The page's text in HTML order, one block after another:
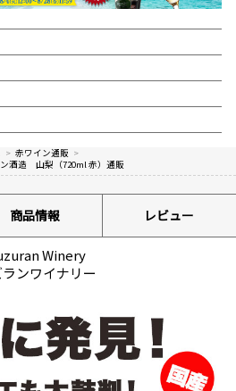
> 赤ワイン通販 >
酒造 山梨（720ml 赤）通販
商品情報 レビュー
Winery
ランワイナリー